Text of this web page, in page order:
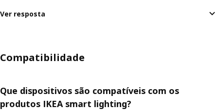
Ver resposta
Compatibilidade
Que dispositivos são compatíveis com os
produtos IKEA smart lighting?